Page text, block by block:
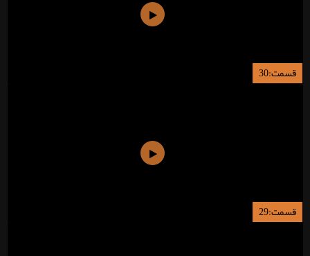
قسمت:30
قسمت:29